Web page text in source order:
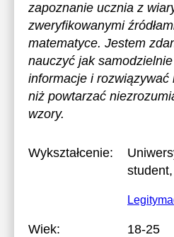
zapoznanie ucznia z
zweryfikowanymi
matematyce. Jestem
nauczyć jak
informacje i
niż powtarzać
wzory.
Wykształcenie:
Wiek:
18-25